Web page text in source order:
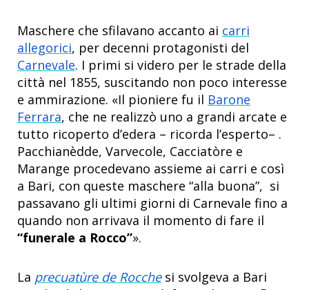
Maschere che sfilavano accanto ai carri
allegorici, per decenni protagonisti del
Carnevale. I primi si videro per le strade della
città nel 1855, suscitando non poco interesse
e ammirazione. «Il pioniere fu il Barone
Ferrara, che ne realizzò uno a grandi arcate e
tutto ricoperto d’edera – ricorda l’esperto– .
Pacchianèdde, Varvecole, Cacciatòre e
Marange procedevano assieme ai carri e così
a Bari, con queste maschere “alla buona”, si
passavano gli ultimi giorni di Carnevale fino a
quando non arrivava il momento di fare il
“funerale a Rocco”».
La precuatùre de Rocchesi svolgeva a Bari